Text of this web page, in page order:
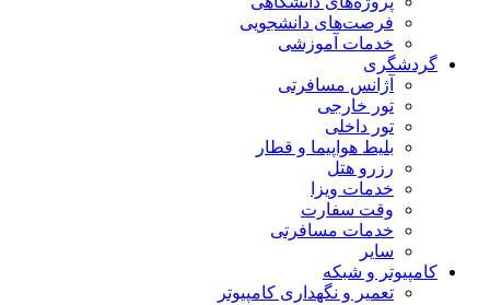
فرصت‌های دانشجویی
خدمات آموزشی
گردشگری
آژانس مسافرتی
تور خارجی
تور داخلی
بلیط هواپیما و قطار
رزرو هتل
خدمات ویزا
وقت سفارت
خدمات مسافرتی
سایر
کامپیوتر و شبکه
تعمیر و نگهداری کامپیوتر